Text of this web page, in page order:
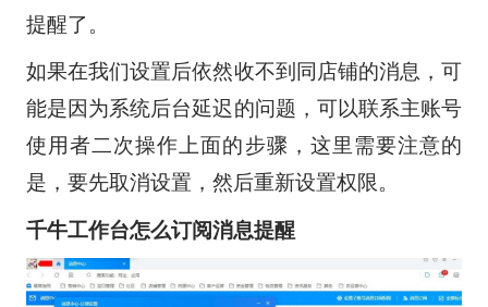
提醒了。
如果在我们设置后依然收不到同店铺的消息，可
能是因为系统后台延迟的问题，可以联系主账号
使用者二次操作上面的步骤，这里需要注意的
是，要先取消设置，然后重新设置权限。
千牛工作台怎么订阅消息提醒